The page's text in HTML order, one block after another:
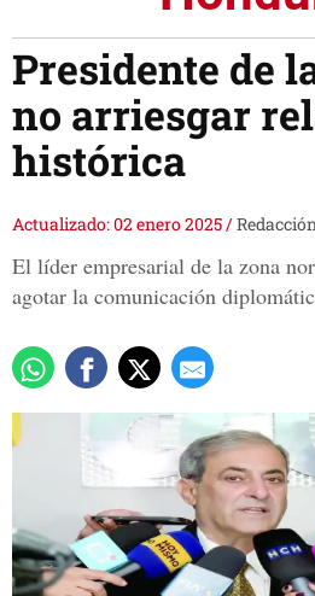
Presidente de
no arriesgar
histórica
Actualizado: 02 enero 2025/
El líder empresarial de la zona
agotar la comunicación